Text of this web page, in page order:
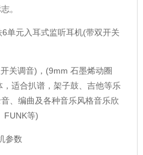
。
单元入耳式监听耳机(带双开关
关调音)，(9mm 石墨烯动圈
适合扒谱，架子鼓、吉他等乐
、编曲及各种音乐风格音乐欣
FUNK等)
参数